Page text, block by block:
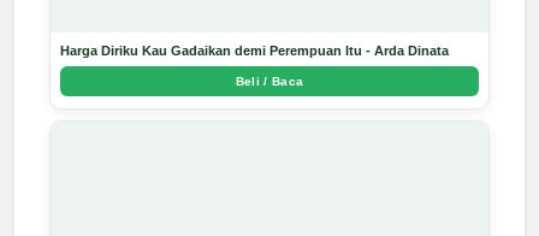
Harga Diriku Kau Gadaikan demi Perempuan Itu - Arda Dinata
Beli / Baca